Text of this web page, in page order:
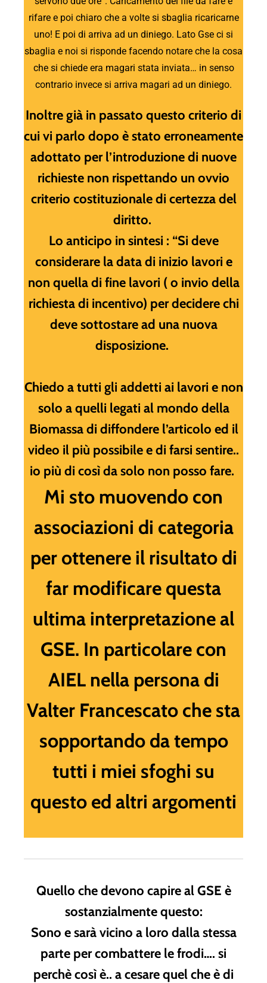
rifare e poi chiaro che a volte si sbaglia ricaricarne
uno! E poi di arriva ad un diniego. Lato Gse ci si
sbaglia e noi si risponde facendo notare che la cosa
che si chiede era magari stata inviata… in senso
contrario invece si arriva magari ad un diniego.
Inoltre già in passato questo criterio di
cui vi parlo dopo è stato erroneamente
adottato per l’introduzione di nuove
richieste non rispettando un ovvio
criterio costituzionale di certezza del
diritto.
Lo anticipo in sintesi : “Si deve
considerare la data di inizio lavori e
non quella di fine lavori ( o invio della
richiesta di incentivo) per decidere chi
deve sottostare ad una nuova
disposizione.
Chiedo a tutti gli addetti ai lavori e non
solo a quelli legati al mondo della
Biomassa di diffondere l’articolo ed il
video il più possibile e di farsi sentire..
io più di così da solo non posso fare.
Mi sto muovendo con
associazioni di categoria
per ottenere il risultato di
far modificare questa
ultima interpretazione al
GSE. In particolare con
AIEL nella persona di
Valter Francescato che sta
sopportando da tempo
tutti i miei sfoghi su
questo ed altri argomenti
Quello che devono capire al GSE è
sostanzialmente questo:
Sono e sarà vicino a loro dalla stessa
parte per combattere le frodi…. si
perchè così è.. a cesare quel che è di